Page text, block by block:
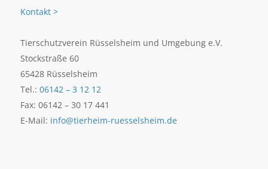
Kontakt >
Tierschutzverein Rüsselsheim und Umgebung e.V.
Stockstraße 60
65428 Rüsselsheim
Tel.: 06142 – 3 12 12
Fax: 06142 – 30 17 441
E-Mail: info@tierheim-ruesselsheim.de